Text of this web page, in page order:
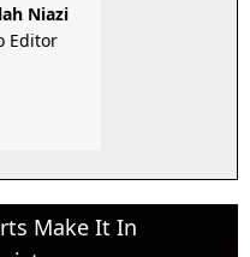
Niazi
Editor
Make It In